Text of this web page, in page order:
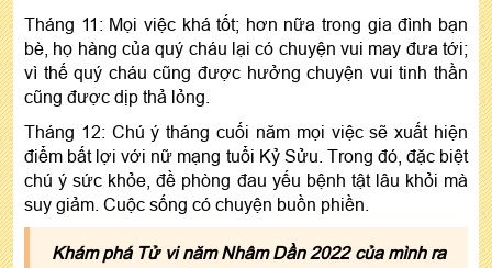
Tháng 11: Mọi việc khá tốt; hơn nữa trong gia đình bạn
bè, họ hàng của quý cháu lại có chuyện vui may đưa tới;
vì thế quý cháu cũng được hưởng chuyện vui tinh thần
cũng được dịp thả lỏng.
Tháng 12: Chú ý tháng cuối năm mọi việc sẽ xuất hiện
điểm bất lợi với nữ mạng tuổi Kỷ Sửu. Trong đó, đặc biệt
chú ý sức khỏe, đề phòng đau yếu bệnh tật lâu khỏi mà
suy giảm. Cuộc sống có chuyện buồn phiền.
Khám phá Tử vi năm Nhâm Dần 2022 của mình ra